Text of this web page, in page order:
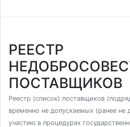
РЕЕСТР
ПОСТАВЩИКОВ
Реестр (список) поставщиков
временно не допускаемых (ранее не
участию в процедурах